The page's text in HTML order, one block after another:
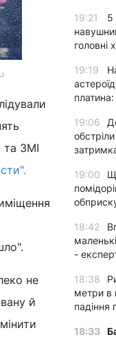
та ЗМІ
не
й
19:21
5
головні
19:19
19:06
19:00
18:42
-
18:38
метри в
падіння
18:33